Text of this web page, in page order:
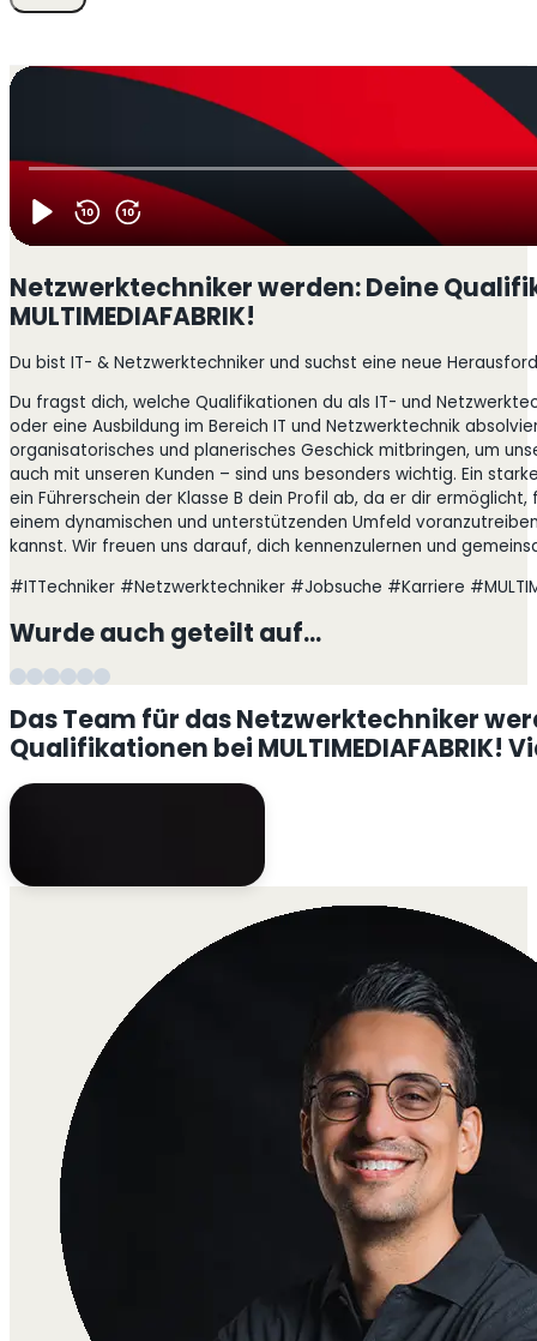
Netzwerktechniker werden: Deine
MULTIMEDIAFABRIK!
Du bist IT- & Netzwerktechniker und suchst eine neue
Du fragst dich, welche Qualifikationen du als IT- und
oder eine Ausbildung im Bereich IT und Netzwerktechnik
organisatorisches und planerisches Geschick mitbringen, um
auch mit unseren Kunden – sind uns besonders wichtig. Ein
ein Führerschein der Klasse B dein Profil ab, da er dir
einem dynamischen und unterstützenden Umfeld
kannst. Wir freuen uns darauf, dich kennenzulernen und
#ITTechniker #Netzwerktechniker #Jobsuche #Karriere
Wurde auch geteilt auf…
Das Team für das Netzwerktechniker
Qualifikationen bei MULTIMEDIAFABRIK!